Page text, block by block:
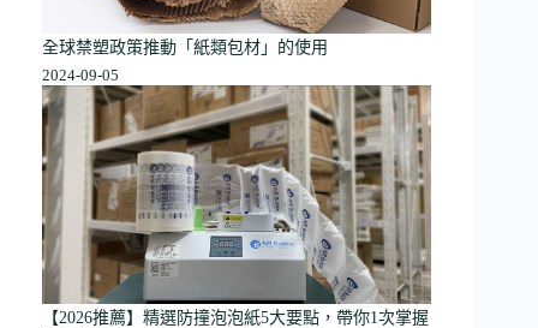
全球禁塑政策推動「紙類包材」的使用
2024-09-05
【2026推薦】精選防撞泡泡紙5大要點，帶你1次掌握